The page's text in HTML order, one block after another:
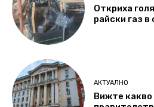
Откриха
райски газ
АКТУАЛНО
Вижте